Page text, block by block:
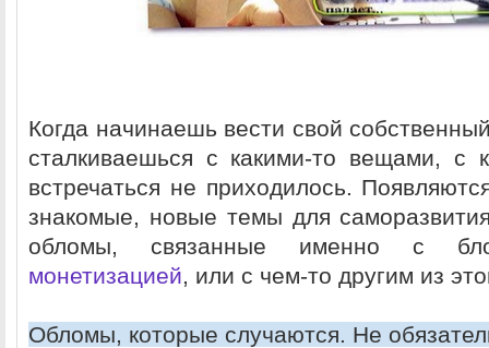
Когда начинаешь вести свой
сталкиваешься с какими-то вещами, с
встречаться не приходилось.
знакомые, новые темы для
обломы, связанные именно с
монетизацией, или с чем-то другим из
Обломы, которые случаются. Не